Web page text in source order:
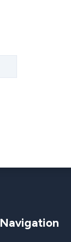
Navigation